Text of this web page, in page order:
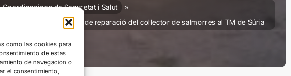
como las cookies para
de estas
de navegación o
el consentimiento,
de Seguretat i Salut
les obres d’emergència de reparació del col·lector de salmorres al TM de Súria